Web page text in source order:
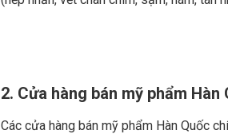
2. Cửa hàng bán mỹ phẩm
Các cửa hàng bán mỹ phẩm Hàn Quốc